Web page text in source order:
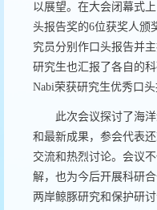
以展望。在大会闭幕式
头报告奖的6位获奖人颁
究员分别作口头报告并
研究生也汇报了各自的
Nabi荣获研究生优秀口头
此次会议探讨了海
和最新成果，参会代表
交流和热烈讨论。会议
解，也为今后开展科研
两岸鲸豚研究和保护研讨